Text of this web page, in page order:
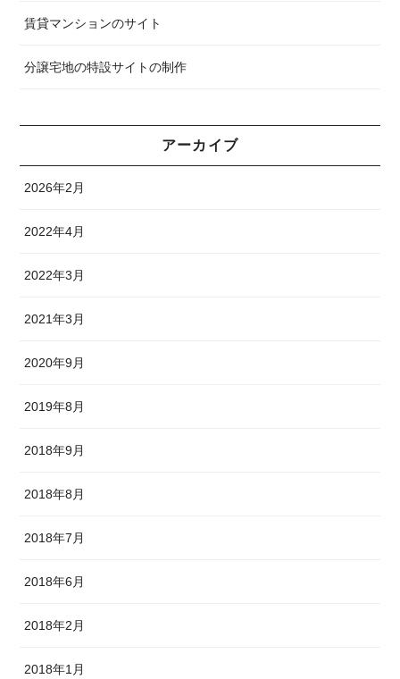
賃貸マンションのサイト
分譲宅地の特設サイトの制作
アーカイブ
2026年2月
2022年4月
2022年3月
2021年3月
2020年9月
2019年8月
2018年9月
2018年8月
2018年7月
2018年6月
2018年2月
2018年1月